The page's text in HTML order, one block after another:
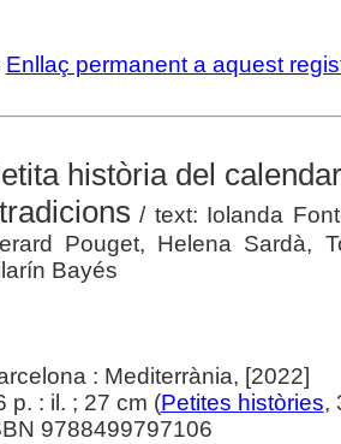
Enllaç permanent a aquest
història del
/ text: Iolanda
Pouget, Helena Sardà,
Bayés
: Mediterrània, [2022]
p. : il. ; 27 cm (Petites històries,
9788499797106